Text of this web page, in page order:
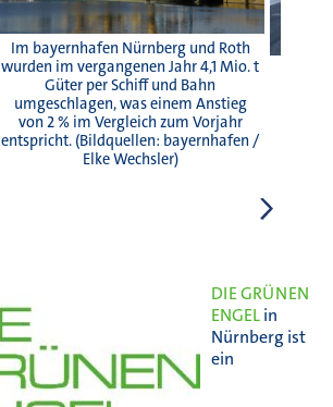
Im bayernhafen Nürnberg und Roth
wurden im vergangenen Jahr 4,1 Mio. t
Güter per Schiff und Bahn
umgeschlagen, was einem Anstieg
von 2 % im Vergleich zum Vorjahr
entspricht. (Bildquellen: bayernhafen /
Elke Wechsler)
DIE GRÜNEN
ENGELin
Nürnberg ist
ein